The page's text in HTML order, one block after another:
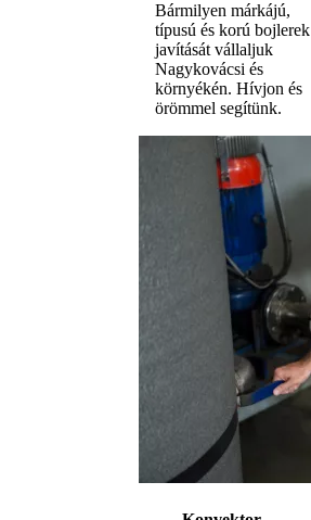
Bármilyen márkájú,
típusú és korú bojlerek
javítását vállaljuk
Nagykovácsi és
környékén. Hívjon és
örömmel segítünk.